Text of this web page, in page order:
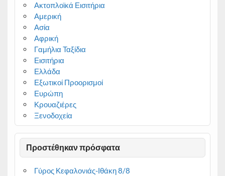
Ακτοπλοϊκά Εισιτήρια
Αμερική
Ασία
Αφρική
Γαμήλια Ταξίδια
Εισιτήρια
Ελλάδα
Εξωτικοί Προορισμοί
Ευρώπη
Κρουαζιέρες
Ξενοδοχεία
Προστέθηκαν πρόσφατα
Γύρος Κεφαλονιάς-Ιθάκη 8/8